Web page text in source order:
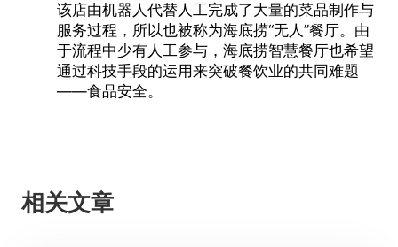
该店由机器人代替人工完成了大量的菜品制作与
服务过程，所以也被称为海底捞“无人”餐厅。由
于流程中少有人工参与，海底捞智慧餐厅也希望
通过科技手段的运用来突破餐饮业的共同难题
——食品安全。
相关文章